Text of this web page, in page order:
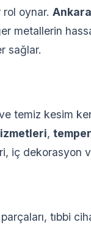
oynar.
metallerin
sağlar.
temiz kesim
,
iç dekorasyon
tıbbi